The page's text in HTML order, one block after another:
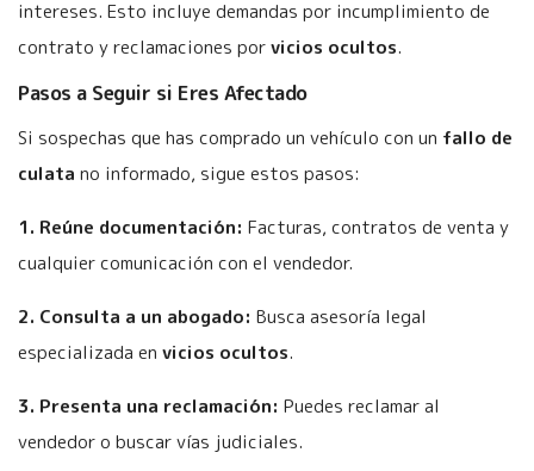
intereses. Esto incluye demandas por incumplimiento de
contrato y reclamaciones porvicios ocultos.
Pasos a Seguir si Eres Afectado
Si sospechas que has comprado un vehículo con un fallo de
culata no informado, sigue estos pasos:
1. Reúne documentación: Facturas, contratos de venta y
cualquier comunicación con el vendedor.
2. Consulta a un abogado: Busca asesoría legal
especializada en vicios ocultos.
3. Presenta una reclamación: Puedes reclamar al
vendedor o buscar vías judiciales.